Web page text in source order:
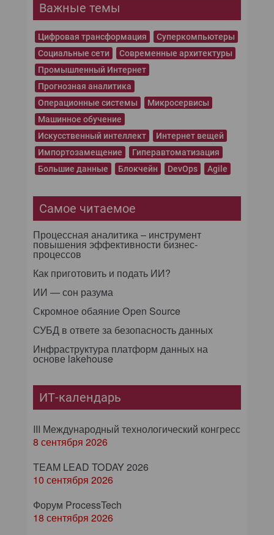
Важные темы
Цифровая трансформация
Суперкомпьютеры
Социальные сети
Современные архитектуры
Промышленный Интернет
Прогнозная аналитика
Операционные системы
Микросервисы
Машинное обучение
Искусственный интеллект
Интернет вещей
Импортозамещение
Гиперавтоматизация
Большие данные
Блокчейн DevOps Agile
Самое читаемое
Процессная аналитика – инструмент
повышения эффективности бизнес-
процессов
Как приготовить и подать ИИ?
ИИ — сон разума
Скромное обаяние Open Source
СУБД в ответе за безопасность данных
Инфраструктура платформ данных на
основе lakehouse
ИТ-календарь
III Международный технологический конгресс
8 сентября 2026
TEAM LEAD TODAY 2026
10 сентября 2026
Форум ProcessTech
18 сентября 2026